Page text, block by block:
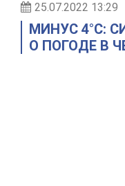
25.07.2022 13:29
МИНУС 4°С:
О ПОГОДЕ В